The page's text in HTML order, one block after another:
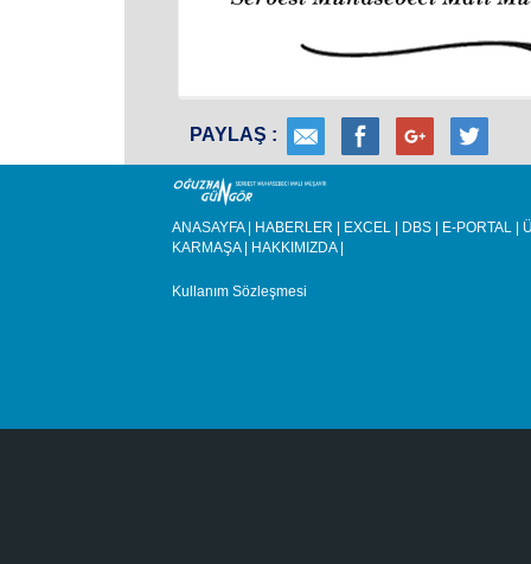
PAYLAŞ :
ANASAYFA| HABERLER | EXCEL | DBS | E-PORTAL |
KARMAŞA| HAKKIMIZDA|
Kullanım Sözleşmesi